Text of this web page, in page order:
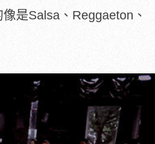
是Salsa、Reggaeton、